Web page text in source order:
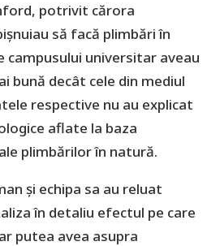
potrivit cărora
să facă plimbări în
campusului universitar aveau
bună decât cele din mediul
respective nu au explicat
aflate la baza
plimbărilor în natură.
și echipa sa au reluat
în detaliu efectul pe care
putea avea asupra